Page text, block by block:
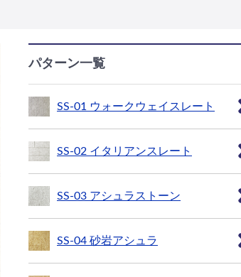
パターン一覧
SS-01 ウォークウェイスレート
SS-02 イタリアンスレート
SS-03 アシュラストーン
SS-04 砂岩アシュラ